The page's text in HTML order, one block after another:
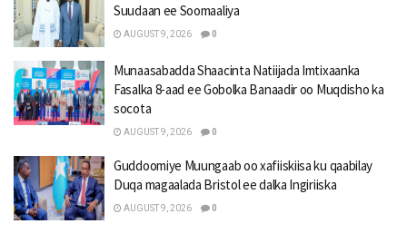
Suudaan ee Soomaaliya
AUGUST 9, 2026 0
Munaasabadda Shaacinta Natiijada Imtixaanka
Fasalka 8-aad ee Gobolka Banaadir oo Muqdisho ka
socota
AUGUST 9, 2026 0
Guddoomiye Muungaab oo xafiiskiisa ku qaabilay
Duqa magaalada Bristol ee dalka Ingiriiska
AUGUST 9, 2026 0